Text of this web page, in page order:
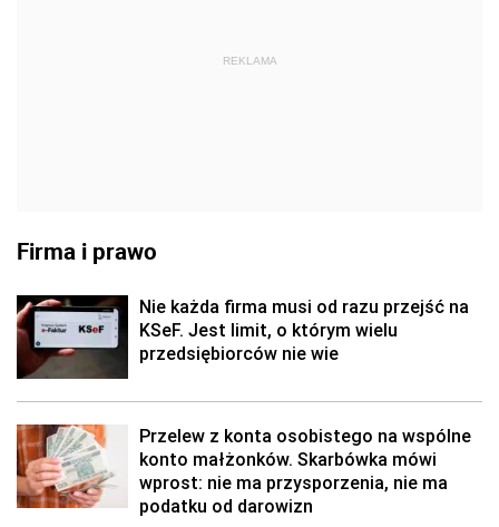
REKLAMA
Firma i prawo
Nie każda firma musi od razu przejść na
KSeF. Jest limit, o którym wielu
przedsiębiorców nie wie
Przelew z konta osobistego na wspólne
konto małżonków. Skarbówka mówi
wprost: nie ma przysporzenia, nie ma
podatku od darowizn